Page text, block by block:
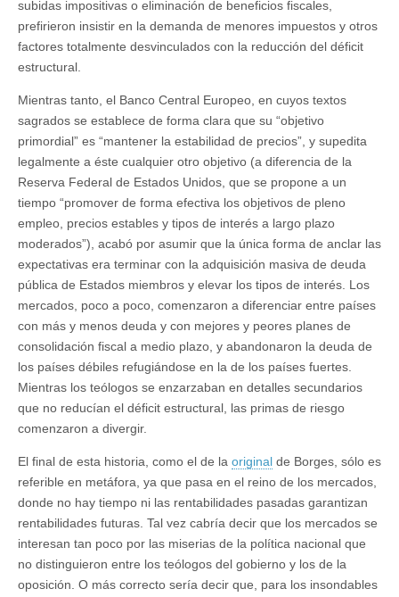
subidas impositivas o eliminación de beneficios fiscales,
prefirieron insistir en la demanda de menores impuestos y otros
factores totalmente desvinculados con la reducción del déficit
estructural.
Mientras tanto, el Banco Central Europeo, en cuyos textos
sagrados se establece de forma clara que su “objetivo
primordial” es “mantener la estabilidad de precios”, y supedita
legalmente a éste cualquier otro objetivo (a diferencia de la
Reserva Federal de Estados Unidos, que se propone a un
tiempo “promover de forma efectiva los objetivos de pleno
empleo, precios estables y tipos de interés a largo plazo
moderados”), acabó por asumir que la única forma de anclar las
expectativas era terminar con la adquisición masiva de deuda
pública de Estados miembros y elevar los tipos de interés. Los
mercados, poco a poco, comenzaron a diferenciar entre países
con más y menos deuda y con mejores y peores planes de
consolidación fiscal a medio plazo, y abandonaron la deuda de
los países débiles refugiándose en la de los países fuertes.
Mientras los teólogos se enzarzaban en detalles secundarios
que no reducían el déficit estructural, las primas de riesgo
comenzaron a divergir.
El final de esta historia, como el de la original de Borges, sólo es
referible en metáfora, ya que pasa en el reino de los mercados,
donde no hay tiempo ni las rentabilidades pasadas garantizan
rentabilidades futuras. Tal vez cabría decir que los mercados se
interesan tan poco por las miserias de la política nacional que
no distinguieron entre los teólogos del gobierno y los de la
oposición. O más correcto sería decir que, para los insondables